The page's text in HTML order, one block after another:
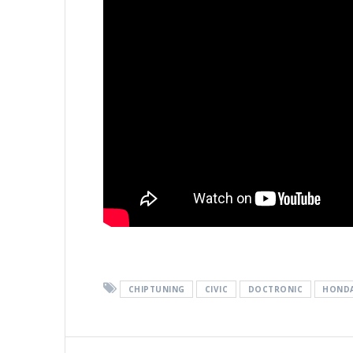
CHIPTUNING CIVIC DOCTRONIC